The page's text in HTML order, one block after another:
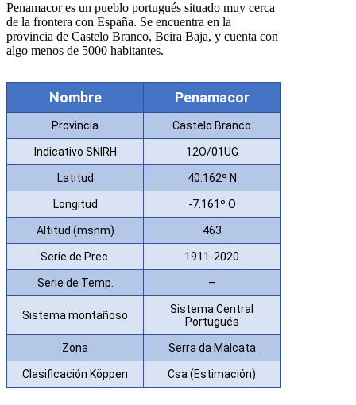
Penamacor es un pueblo portugués situado muy cerca
de la frontera con España. Se encuentra en la
provincia de Castelo Branco, Beira Baja, y cuenta con
algo menos de 5000 habitantes.
Nombre Penamacor
Provincia Castelo Branco
Indicativo SNIRH 12O/01UG
Latitud 40.162º N
Longitud -7.161º O
Altitud (msnm) 463
Serie de Prec. 1911-2020
Serie de Temp. –
Sistema montañoso
Sistema Central
Portugués
Zona Serra da Malcata
Clasificación Köppen Csa (Estimación)